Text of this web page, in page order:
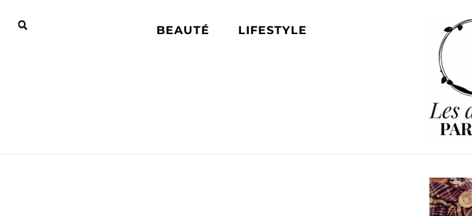
BEAUTÉ LIFESTYLE